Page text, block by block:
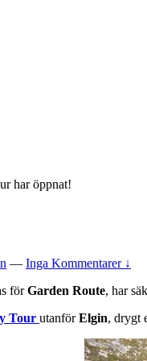
har öppnat!
— Inga Kommentarer ↓
förGarden Route, har
Tour utanförElgin, drygt